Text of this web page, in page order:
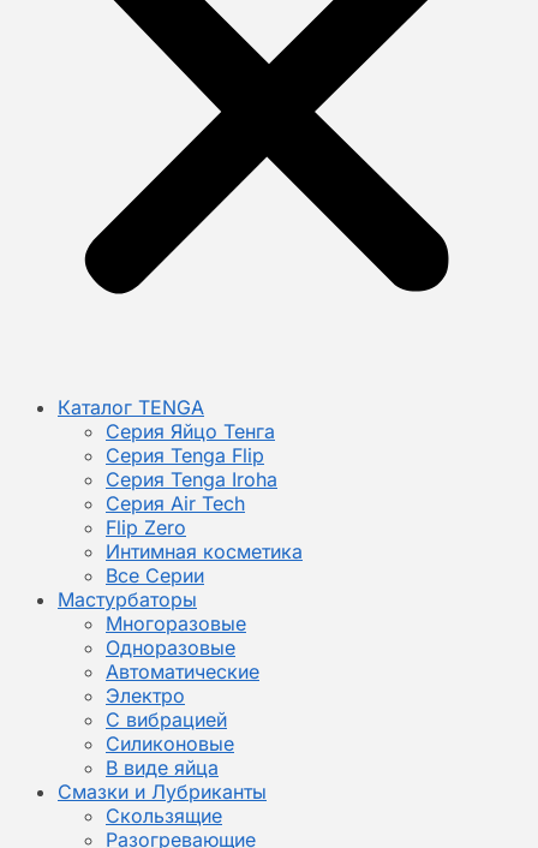
Каталог TENGA
Серия Яйцо Тенга
Серия Tenga Flip
Серия Tenga Iroha
Серия Air Tech
Flip Zero
Интимная косметика
Все Серии
Мастурбаторы
Многоразовые
Одноразовые
Автоматические
Электро
С вибрацией
Силиконовые
В виде яйца
Смазки и Лубриканты
Скользящие
Разогревающие